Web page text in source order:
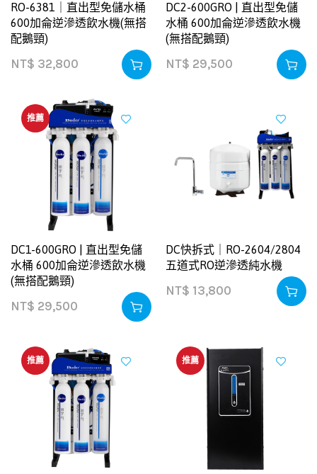
RO-6381｜直出型免儲水桶
600加侖逆滲透飲水機(無搭
配鵝頸)
NT$ 32,800
DC2-600GRO | 直出型免儲
水桶 600加侖逆滲透飲水機
(無搭配鵝頸)
NT$ 29,500
推薦
DC1-600GRO | 直出型免儲
水桶 600加侖逆滲透飲水機
(無搭配鵝頸)
NT$ 29,500
DC快拆式｜RO-2604/2804
五道式RO逆滲透純水機
NT$ 13,800
推薦 推薦